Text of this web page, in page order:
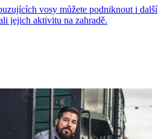
vosy můžete podniknout i další
jejich aktivitu na zahradě.